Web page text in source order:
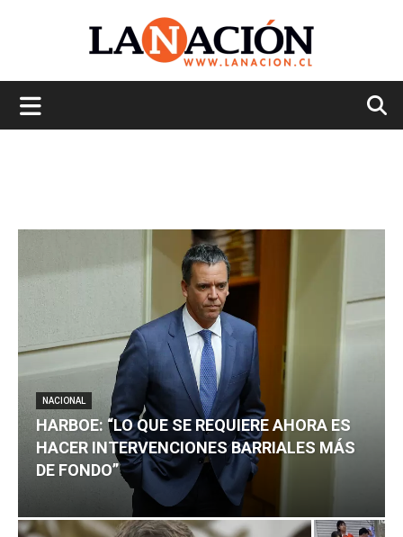
NACIONAL
HARBOE: “LO QUE SE REQUIERE AHORA ES
HACER INTERVENCIONES BARRIALES MÁS
DE FONDO”